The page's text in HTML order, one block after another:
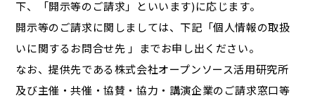
下、「開示等のご請求」といいます)に応じます。
開示等のご請求に関しましては、下記「個人情報の取扱
いに関するお問合せ先 」までお申し出ください。
なお、提供先である株式会社オープンソース活用研究所
及び主催・共催・協賛・協力・講演企業のご請求窓口等